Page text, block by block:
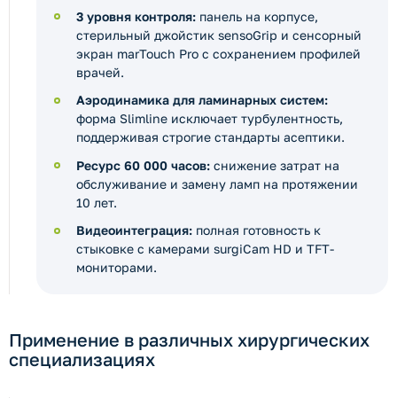
3 уровня контроля: панель на корпусе,
стерильный джойстик sensoGrip и сенсорный
экран marTouch Pro с сохранением профилей
врачей.
Аэродинамика для ламинарных систем:
форма Slimline исключает турбулентность,
поддерживая строгие стандарты асептики.
Ресурс 60 000 часов: снижение затрат на
обслуживание и замену ламп на протяжении
10 лет.
Видеоинтеграция: полная готовность к
стыковке с камерами surgiCam HD и TFT-
мониторами.
Применение в различных хирургических
специализациях